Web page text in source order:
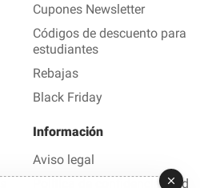
Cupones Newsletter
Códigos de descuento para
estudiantes
Rebajas
Black Friday
Información
Aviso legal
Política de confidencialidad